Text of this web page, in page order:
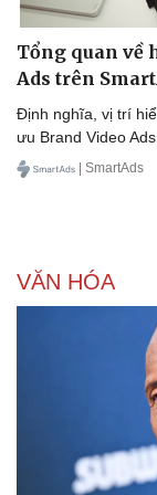
Tổng quan về
Ads trên
Định nghĩa, vị trí
ưu Brand Video Ads.
| SmartAds
VĂN HÓA